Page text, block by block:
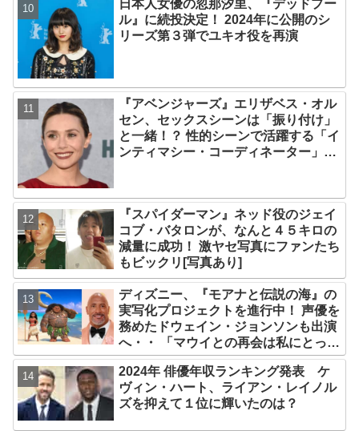
日本人女優の忽那汐里、『デッドプー
ル』に続投決定！ 2024年に公開のシ
リーズ第３弾でユキオ役を再演
『アベンジャーズ』エリザベス・オル
セン、セックスシーンは「振り付け」
と一緒！？ 性的シーンで活躍する「イ
ンティマシー・コーディネーター」の
『スパイダーマン』ネッド役のジェイ
コブ・バタロンが、なんと４５キロの
減量に成功！ 激ヤセ写真にファンたち
もビックリ[写真あり]
ディズニー、『モアナと伝説の海』の
実写化プロジェクトを進行中！ 声優を
務めたドウェイン・ジョンソンも出演
へ・・ 「マウイとの再会は私にとって
深い意味を持つ」
2024年 俳優年収ランキング発表 ケ
ヴィン・ハート、ライアン・レイノル
ズを抑えて１位に輝いたのは？